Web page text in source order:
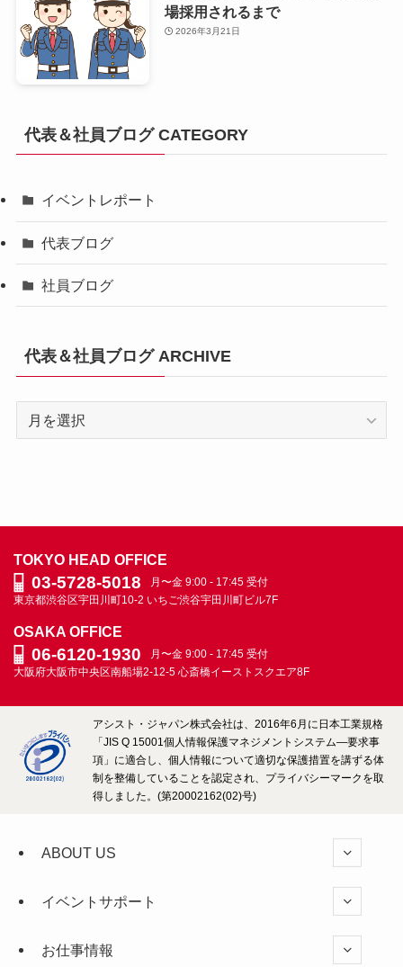
場採用されるまで
2026年3月21日
代表＆社員ブログ CATEGORY
イベントレポート
代表ブログ
社員ブログ
代表＆社員ブログ ARCHIVE
ブ
グ
ARCHIVE
TOKYO HEAD OFFICE
03-5728-5018
月〜金 9:00 - 17:45 受付
東京都渋谷区宇田川町10-2 いちご渋谷宇田川町ビル7F
OSAKA OFFICE
06-6120-1930
月〜金 9:00 - 17:45 受付
大阪府大阪市中央区南船場2-12-5 心斎橋イーストスクエア8F
アシスト・ジャパン株式会社は、2016年6月に日本工業規格
「JIS Q 15001個人情報保護マネジメントシステム―要求事
項」に適合し、個人情報について適切な保護措置を講ずる体
制を整備していることを認定され、プライバシーマークを取
得しました。(第20002162(02)号)
ABOUT US
イベントサポート
お仕事情報